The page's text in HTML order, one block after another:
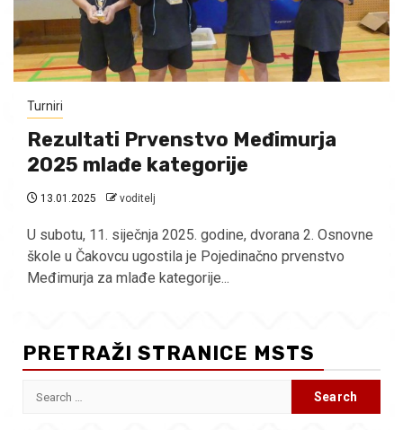
Turniri
Rezultati Prvenstvo Međimurja
2025 mlađe kategorije
13.01.2025 voditelj
U subotu, 11. siječnja 2025. godine, dvorana 2. Osnovne
škole u Čakovcu ugostila je Pojedinačno prvenstvo
Međimurja za mlađe kategorije...
PRETRAŽI STRANICE MSTS
Search